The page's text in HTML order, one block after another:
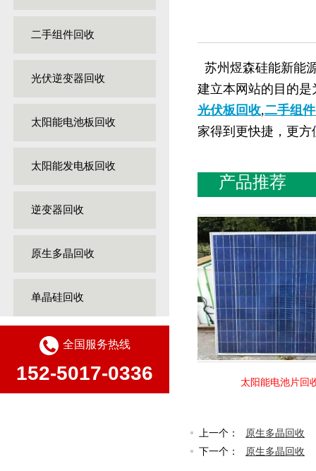
二手组件回收
光伏逆变器回收
太阳能电池板回收
太阳能发电板回收
逆变器回收
原生多晶回收
单晶硅回收
全国服务热线
152-5017-0336
苏州煜森硅能新能
建立本网站的目的
光伏板回收,二手组
家得到更快捷，更
产品推荐
光伏组件回收 太阳能电池片回收
上一个：
原生多晶回收
下一个：
原生多晶回收